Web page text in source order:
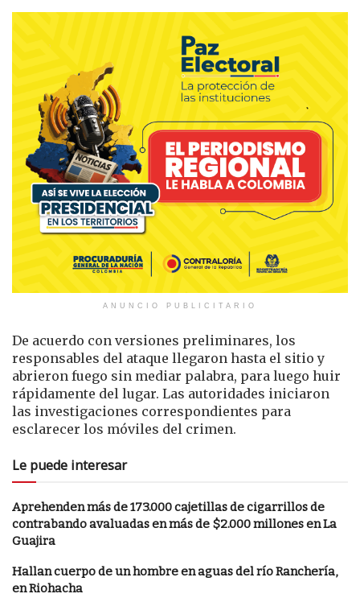
ANUNCIO PUBLICITARIO
De acuerdo con versiones preliminares, los
responsables del ataque llegaron hasta el sitio y
abrieron fuego sin mediar palabra, para luego huir
rápidamente del lugar. Las autoridades iniciaron
las investigaciones correspondientes para
esclarecer los móviles del crimen.
Le puede interesar
Aprehenden más de 173.000 cajetillas de cigarrillos de
contrabando avaluadas en más de $2.000 millones en La
Guajira
Hallan cuerpo de un hombre en aguas del río Ranchería,
en Riohacha